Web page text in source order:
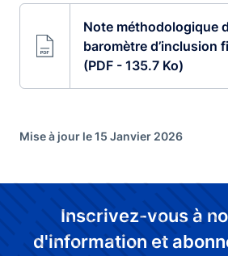
Note méthodologique
baromètre d’inclusion
(PDF - 135.7 Ko)
Mise à jour le 15 Janvier 2026
Inscrivez-vous à
d'information et